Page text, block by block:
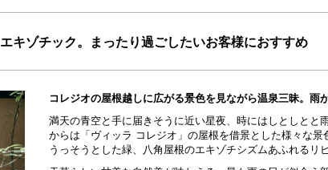
キゾチック。まったり過ごしたいお客様におすすめ
コレジオの屋根越しに広がる景色を見ながら温泉三昧。雨
満天の青空と手に届きそうに近い星夜、時にはしとしとと
からは「ヴィッラ コレジオ」の屋根を借景とした様々な
うっそうとした緑、八角屋根のエキゾチシズムあふれるリビ